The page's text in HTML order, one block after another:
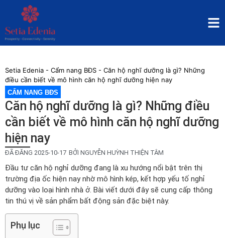
Setia Edenia - Cẩm nang BĐS - Căn hộ nghĩ dưỡng là gì? Những
điều cần biết về mô hình căn hộ nghĩ dưỡng hiện nay
CẨM NANG BĐS
Căn hộ nghĩ dưỡng là gì? Những điều
cần biết về mô hình căn hộ nghĩ dưỡng
hiện nay
ĐÃ ĐĂNG 2025-10-17 BỞI NGUYỄN HUỲNH THIỆN TÂM
Đầu tư căn hộ nghỉ dưỡng đang là xu hướng nổi bật trên thị
trường địa ốc hiện nay nhờ mô hình kép, kết hợp yếu tố nghỉ
dưỡng vào loại hình nhà ở. Bài viết dưới đây sẽ cung cấp thông
tin thú vị về sản phẩm bất động sản đặc biệt này.
Phụ lục